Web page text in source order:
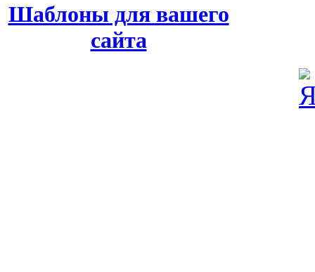
Шаблоны для вашего
сайта